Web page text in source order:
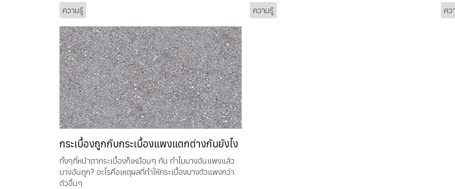
ความรู้ ความรู้ คว
กระเบื้องถูกกับกระเบื้องแพงแตกต่างกันยังไง
ทั้งๆที่หน้าตากระเบื้องก็เหมือนๆ กัน ทำไมบางอันแพงแล้ว
บางอันถูก? อะไรคือเหตุผลที่ทำให้กระเบื้องบางตัวแพงกว่า
ตัวอื่นๆ